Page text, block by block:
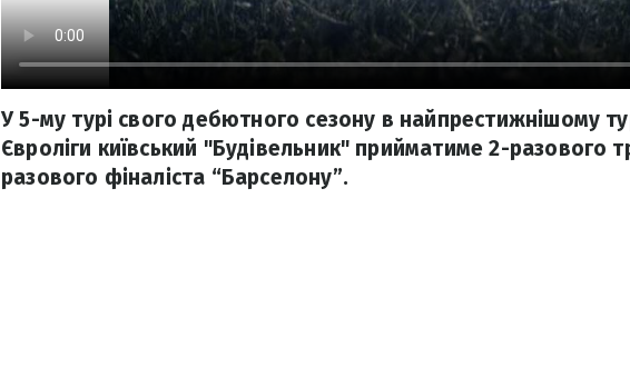
У 5-му турі свого дебютного сезону в найпрестижнішому
Євроліги київський "Будівельник" прийматиме 2-разового
разового фіналіста “Барселону”.